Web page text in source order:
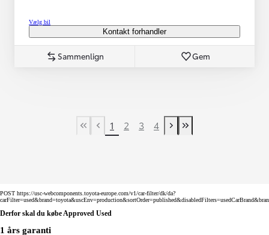
Vælg bil
Kontakt forhandler
Sammenlign Gem
First Page
Tidligere side
1 2 3 4
Næste side
Last Page
POST https://usc-webcomponents.toyota-europe.com/v1/car-filter/dk/da?
Derfor skal du købe Approved Used
1 års garanti